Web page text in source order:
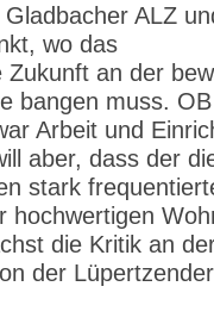
ALZ
wo das
an der
bangen muss.
Arbeit und
aber, dass der
stark
hochwertigen
die Kritik an
der